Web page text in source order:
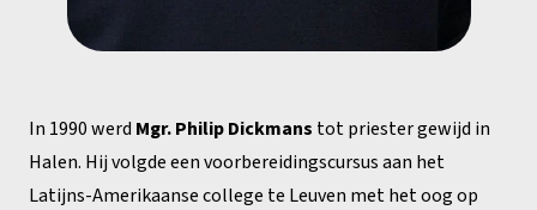
In 1990 werd Mgr. Philip Dickmans tot priester gewijd in
Halen. Hij volgde een voorbereidingscursus aan het
Latijns-Amerikaanse college te Leuven met het oog op